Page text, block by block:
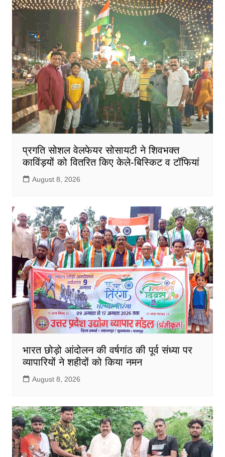
प्रगति सोशल वेलफेयर सोसायटी ने शिवभक्त
काविंड़यों को वितरित किए केले-बिस्किट व टॉफियां
August 8, 2026
भारत छोड़ो आंदोलन की वर्षगांठ की पूर्व संध्या पर
व्यापारियों ने शहीदों को किया नमन
August 8, 2026